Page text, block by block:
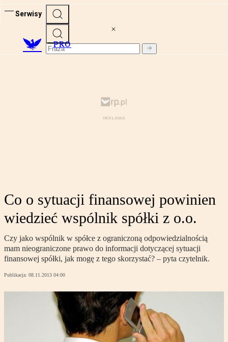
Serwisy
PRO
Co o sytuacji finansowej powinien
wiedzieć wspólnik spółki z o.o.
Czy jako wspólnik w spółce z ograniczoną odpowiedzialnością
mam nieograniczone prawo do informacji dotyczącej sytuacji
finansowej spółki, jak mogę z tego skorzystać? – pyta czytelnik.
Publikacja: 08.11.2013 04:00